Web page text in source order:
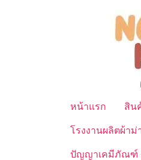
หน้าแรก สิน
โรงงานผลิตผ้า
ปัญญาเคมีภัณฑ์ จ